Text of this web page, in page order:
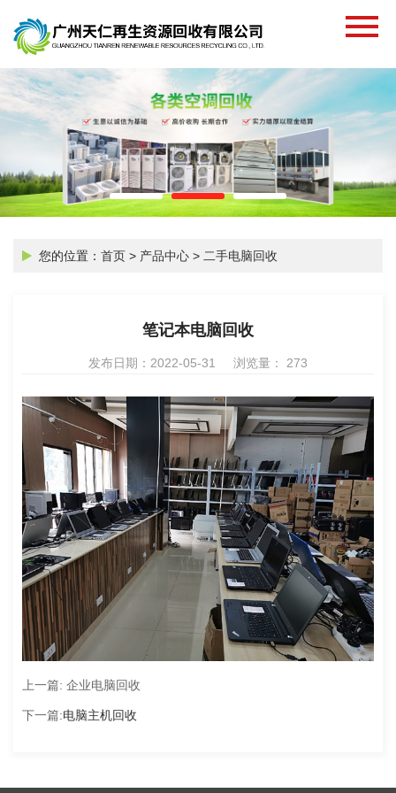
您的位置： 首页 > 产品中心 > 二手电脑回收
笔记本电脑回收
发布日期：2022-05-31 浏览量： 273
上一篇: 企业电脑回收
下一篇:电脑主机回收